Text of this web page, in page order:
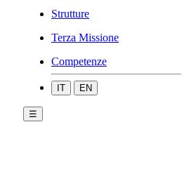
Strutture
Terza Missione
Competenze
IT EN
☰